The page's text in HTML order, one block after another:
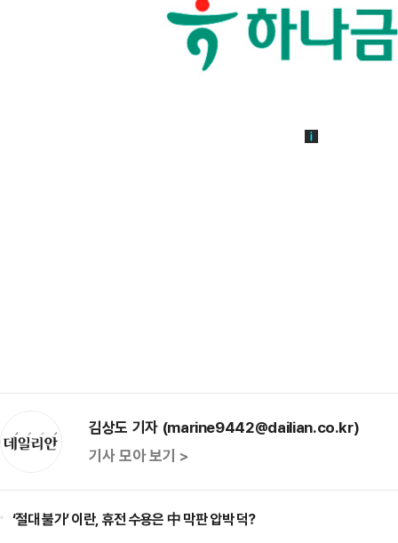
김상도 기자 (marine9442@dailian.co.kr)
기사 모아 보기 >
‘절대 불가’ 이란, 휴전 수용은 中 막판 압박 덕?